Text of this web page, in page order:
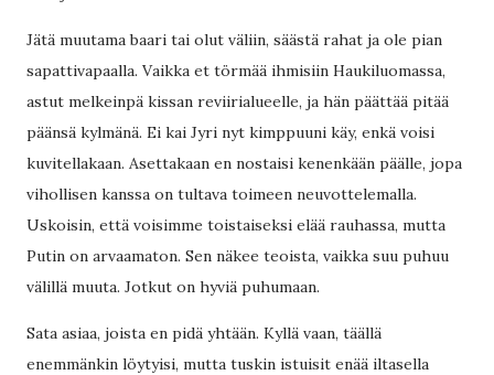
Jätä muutama baari tai olut väliin, säästä rahat ja ole pian
sapattivapaalla. Vaikka et törmää ihmisiin Haukiluomassa,
astut melkeinpä kissan reviirialueelle, ja hän päättää pitää
päänsä kylmänä. Ei kai Jyri nyt kimppuuni käy, enkä voisi
kuvitellakaan. Asettakaan en nostaisi kenenkään päälle, jopa
vihollisen kanssa on tultava toimeen neuvottelemalla.
Uskoisin, että voisimme toistaiseksi elää rauhassa, mutta
Putin on arvaamaton. Sen näkee teoista, vaikka suu puhuu
välillä muuta. Jotkut on hyviä puhumaan.
Sata asiaa, joista en pidä yhtään. Kyllä vaan, täällä
enemmänkin löytyisi, mutta tuskin istuisit enää iltasella